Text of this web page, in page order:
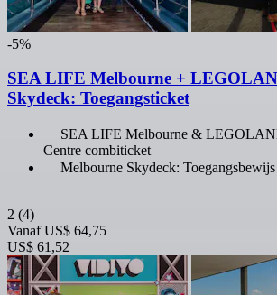
-5%
SEA LIFE Melbourne +
Skydeck: Toegangsticket
SEA LIFE Melbourne &
Centre combiticket
Melbourne Skydeck: Toegangsbewijs
2 (4)
Vanaf US$ 64,75
US$ 61,52